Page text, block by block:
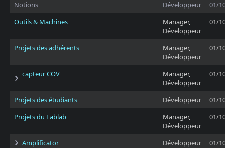
Notions Développeur
01/
Outils & Machines
Manager,
Développeur
01/
Projets des adhérents
Manager,
Développeur
01/
capteur COV
Manager,
Développeur
01/
Projets des étudiants Développeur
01/
Projets du Fablab
Manager,
Développeur
01/
Amplificator Développeur
01/